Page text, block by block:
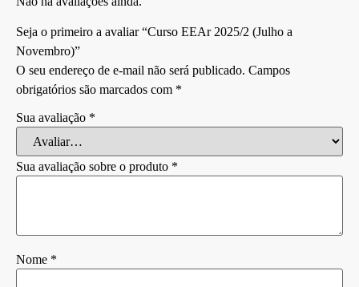
Seja o primeiro a avaliar “Curso EEAr 2025/2 (Julho a
Novembro)”
O seu endereço de e-mail não será publicado. Campos
obrigatórios são marcados com *
Sua avaliação *
Sua avaliação sobre o produto *
Nome *